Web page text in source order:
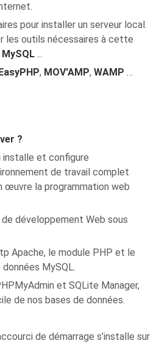
pour installer un serveur local.
les outils nécessaires à cette
MySQL ...
EasyPHP, MOV'AMP, WAMP …
?
installe et configure
de travail complet
la programmation web
développement Web sous
Apache, le module PHP et le
MySQL.
et SQLite Manager,
de nos bases de données.
de démarrage s’installe sur